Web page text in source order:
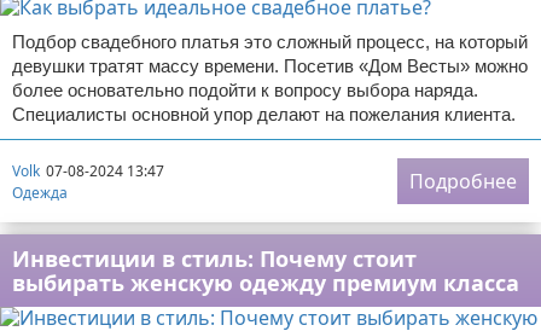
Подбор свадебного платья это сложный процесс, на который
девушки тратят массу времени. Посетив «Дом Весты» можно
более основательно подойти к вопросу выбора наряда.
Специалисты основной упор делают на пожелания клиента.
Volk 07-08-2024 13:47
Одежда
Подробнее
Инвестиции в стиль: Почему стоит
выбирать женскую одежду премиум класса